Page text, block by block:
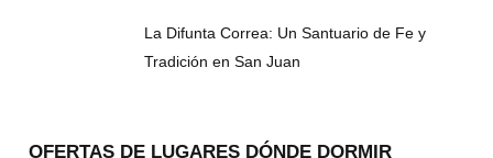
La Difunta Correa: Un Santuario de Fe y
Tradición en San Juan
OFERTAS DE LUGARES DÓNDE DORMIR